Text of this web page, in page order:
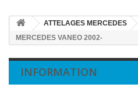
ATTELAGES MERCEDES
MERCEDES VANEO 2002-
INFORMATION